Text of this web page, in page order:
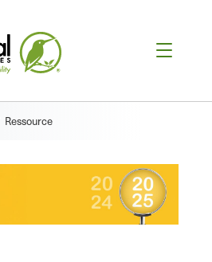
Ressource